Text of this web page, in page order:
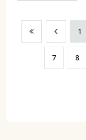
​1
​7 ​8